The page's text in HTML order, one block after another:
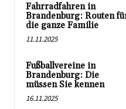
Fahrradfahren in
Brandenburg: Routen
die ganze Familie
11.11.2025
Fußballvereine in
Brandenburg: Die
müssen Sie kennen
16.11.2025